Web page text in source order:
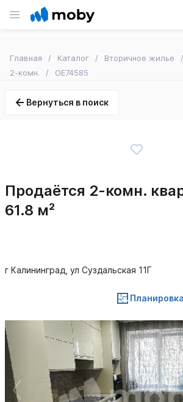
Главная Каталог Вторичное жилье
2-комн.
OE74585
Вернуться в поиск
Продаётся 2-комн.
61.8 м²
г Калининград, ул Суздальская 11Г
Планировка